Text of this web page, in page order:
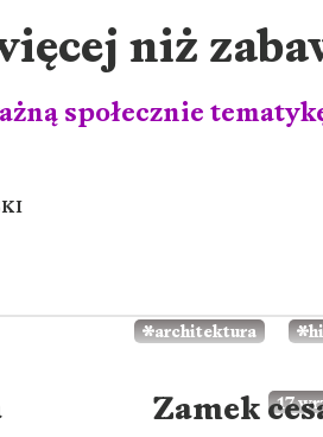
niż
społecznie
17
architektura
Zamek